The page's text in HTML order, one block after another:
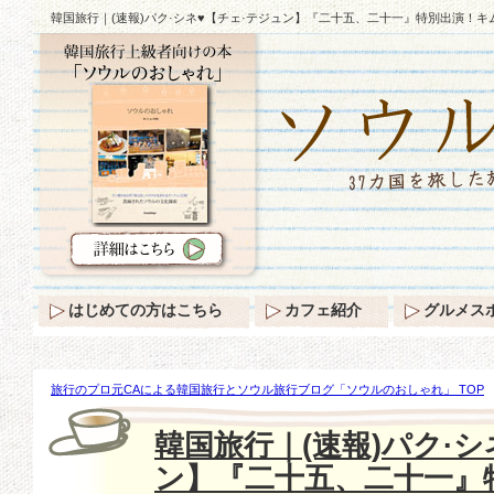
韓国旅行｜(速報)パク·シネ♥【チェ·テジュン】『二十五、二十一』特別出演！キ
旅行のプロ元CAによる韓国旅行とソウル旅行ブログ「ソウルのおしゃれ」 TOP
報)パク·シネ♥【チェ·テジュン】『二十五、二十一』特別出演！キム·テリと共演♪
韓国旅行｜(速報)パク·
ン】『二十五、二十一
はじめての方はこちら カフェ紹介 グルメス